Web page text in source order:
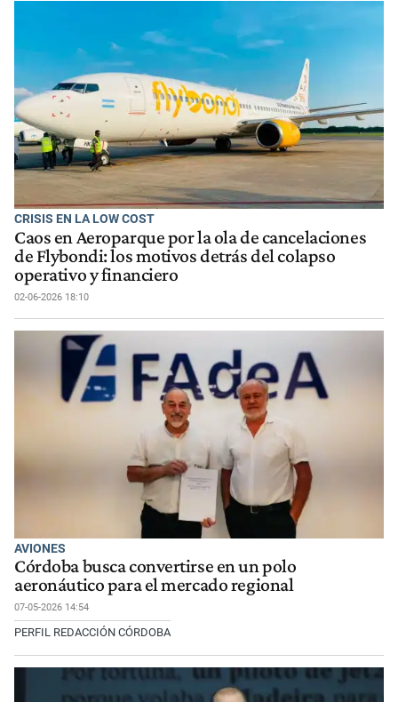
CRISIS EN LA LOW COST
Caos en Aeroparque por la ola de cancelaciones
de Flybondi: los motivos detrás del colapso
operativo y financiero
02-06-2026 18:10
AVIONES
Córdoba busca convertirse en un polo
aeronáutico para el mercado regional
07-05-2026 14:54
PERFIL REDACCIÓN CÓRDOBA